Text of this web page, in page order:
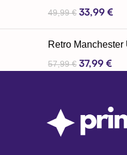
49,99€ 33,99 €
Retro
57,99€ 37,99 €